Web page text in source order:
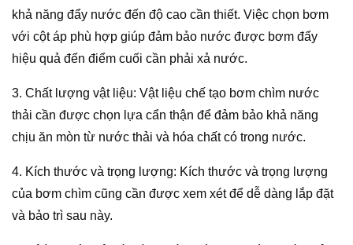
khả năng đẩy nước đến độ cao cần thiết. Việc chọn bơm
với cột áp phù hợp giúp đảm bảo nước được bơm đẩy
hiệu quả đến điểm cuối cần phải xả nước.
3. Chất lượng vật liệu: Vật liệu chế tạo bơm chìm nước
thải cần được chọn lựa cẩn thận để đảm bảo khả năng
chịu ăn mòn từ nước thải và hóa chất có trong nước.
4. Kích thước và trọng lượng: Kích thước và trọng lượng
của bơm chìm cũng cần được xem xét để dễ dàng lắp đặt
và bảo trì sau này.